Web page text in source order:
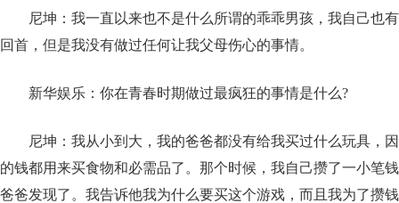
尼坤：我一直以来也不是什么所谓的乖乖男孩，我自己也
回首，但是我没有做过任何让我父母伤心的事情。
新华娱乐：你在青春时期做过最疯狂的事情是什么?
尼坤：我从小到大，我的爸爸都没有给我买过什么玩具，
的钱都用来买食物和必需品了。那个时候，我自己攒了一小笔
爸爸发现了。我告诉他我为什么要买这个游戏，而且我为了攒